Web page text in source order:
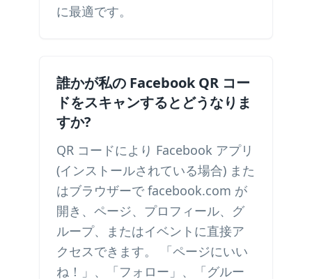
に最適です。
誰かが私の Facebook QR コー
ドをスキャンするとどうなりま
すか?
QR コードにより Facebook アプリ
(インストールされている場合) また
はブラウザーで facebook.com が
開き、ページ、プロフィール、グ
ループ、またはイベントに直接ア
クセスできます。 「ページにいい
ね！」、「フォロー」、「グルー